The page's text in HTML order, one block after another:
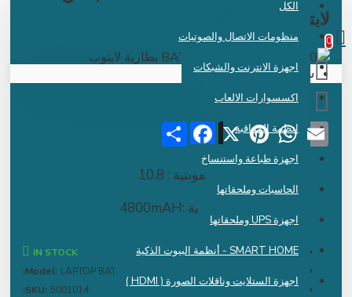
الكل
منظومات الاتصال والصوتيات
اجهزة الانترنت والشبكات
اكسسوارات الالعاب
انظمة المراقبة
اجهزة طباعة واستنساخ
الحاسبات وملحقاتها
اجهزة UPS وملحقاتها
SMART HOME - أنظمة البيوت الذكية
اجهزة الستلايت وناقلات الصورة ( HDMI )
سلة الشراء فارغة !
Share
Facebook X
Pinterest
WhatsApp
الفولتية : 10.8
IN STOCK
Model: LAPTOP BATTRY
SKU: 5001014